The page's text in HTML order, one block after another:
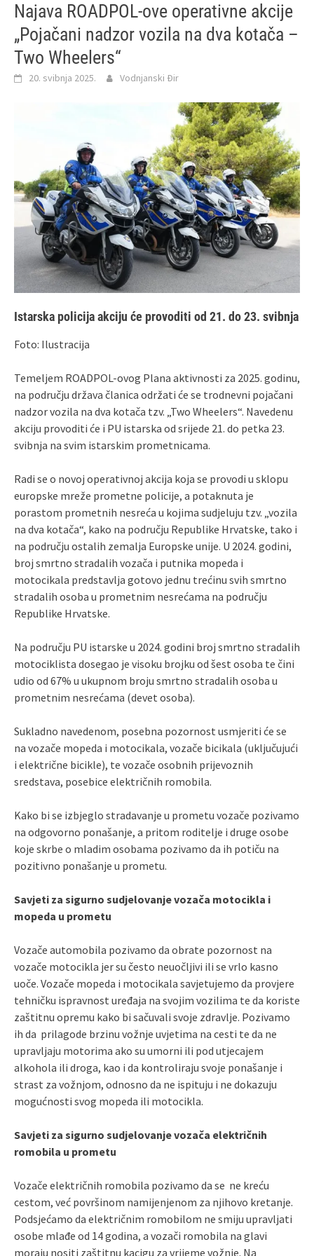
Najava ROADPOL-ove operativne akcije
„Pojačani nadzor vozila na dva kotača –
Two Wheelers“
20. svibnja 2025. Vodnjanski Đir
Istarska policija akciju će provoditi od 21. do 23. svibnja
Foto: Ilustracija
Temeljem ROADPOL-ovog Plana aktivnosti za 2025. godinu,
na području država članica održati će se trodnevni pojačani
nadzor vozila na dva kotača tzv. „Two Wheelers“. Navedenu
akciju provoditi će i PU istarska od srijede 21. do petka 23.
svibnja na svim istarskim prometnicama.
Radi se o novoj operativnoj akcija koja se provodi u sklopu
europske mreže prometne policije, a potaknuta je
porastom prometnih nesreća u kojima sudjeluju tzv. „vozila
na dva kotača“, kako na području Republike Hrvatske, tako i
na području ostalih zemalja Europske unije. U 2024. godini,
broj smrtno stradalih vozača i putnika mopeda i
motocikala predstavlja gotovo jednu trećinu svih smrtno
stradalih osoba u prometnim nesrećama na području
Republike Hrvatske.
Na području PU istarske u 2024. godini broj smrtno stradalih
motociklista dosegao je visoku brojku od šest osoba te čini
udio od 67% u ukupnom broju smrtno stradalih osoba u
prometnim nesrećama (devet osoba).
Sukladno navedenom, posebna pozornost usmjeriti će se
na vozače mopeda i motocikala, vozače bicikala (uključujući
i električne bicikle), te vozače osobnih prijevoznih
sredstava, posebice električnih romobila.
Kako bi se izbjeglo stradavanje u prometu vozače pozivamo
na odgovorno ponašanje, a pritom roditelje i druge osobe
koje skrbe o mladim osobama pozivamo da ih potiču na
pozitivno ponašanje u prometu.
Savjeti za sigurno sudjelovanje vozača motocikla i
mopeda u prometu
Vozače automobila pozivamo da obrate pozornost na
vozače motocikla jer su često neuočljivi ili se vrlo kasno
uoče. Vozače mopeda i motocikala savjetujemo da provjere
tehničku ispravnost uređaja na svojim vozilima te da koriste
zaštitnu opremu kako bi sačuvali svoje zdravlje. Pozivamo
ih da prilagode brzinu vožnje uvjetima na cesti te da ne
upravljaju motorima ako su umorni ili pod utjecajem
alkohola ili droga, kao i da kontroliraju svoje ponašanje i
strast za vožnjom, odnosno da ne ispituju i ne dokazuju
mogućnosti svog mopeda ili motocikla.
Savjeti za sigurno sudjelovanje vozača električnih
romobila u prometu
Vozače električnih romobila pozivamo da se ne kreću
cestom, već površinom namijenjenom za njihovo kretanje.
Podsjećamo da električnim romobilom ne smiju upravljati
osobe mlađe od 14 godina, a vozači romobila na glavi
moraju nositi zaštitnu kacigu za vrijeme vožnje. Na